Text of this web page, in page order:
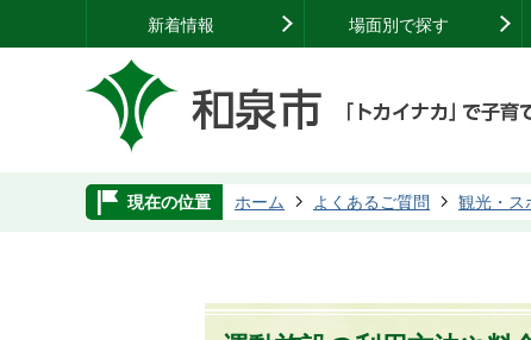
新着情報 場面別で探す
現在の位置 ホーム よくあるご質問 観光・ス